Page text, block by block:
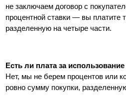
не заключаем договор с
процентной ставки — вы платите
разделенную на четыре части.
Есть ли плата за
Нет, мы не берем процентов или
ровно сумму покупки,